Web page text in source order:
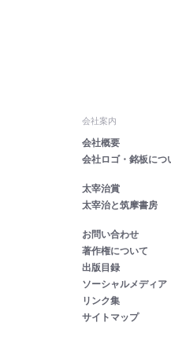
会社案内
会社概要
会社ロゴ・銘板につ
太宰治賞
太宰治と筑摩書房
お問い合わせ
著作権について
出版目録
ソーシャルメディア
リンク集
サイトマップ